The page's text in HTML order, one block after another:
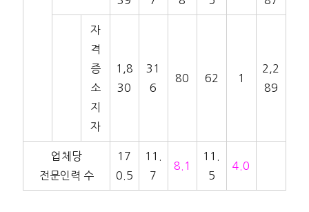
자
격
증
소
지
자
1,8
30
31
6
80 62 1
2,2
89
업체당
전문인력 수
17
0.5
11.
7
8.1
11.
5
4.0